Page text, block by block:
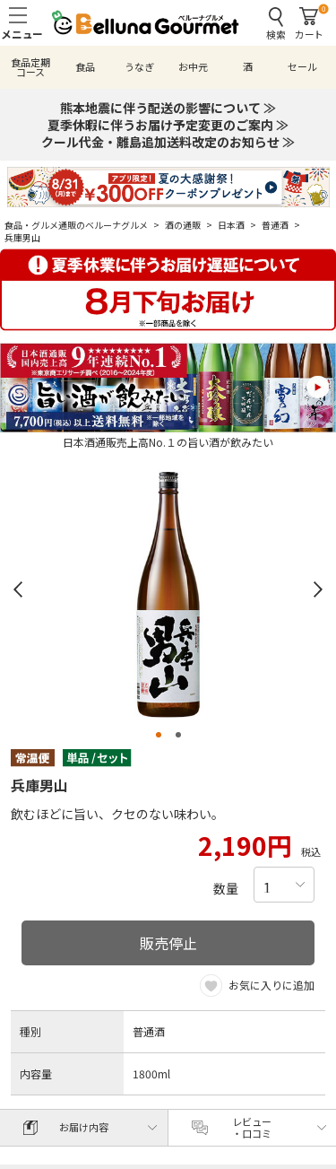
検索
0
カート
食品定期
コース 食品 うなぎ お中元 酒 セール
熊本地震に伴う配送の影響について ≫
夏季休暇に伴うお届け予定変更のご案内 ≫
クール代金・離島追加送料改定のお知らせ ≫
食品・グルメ通販のベルーナグルメ > 酒の通販 > 日本酒 > 普通酒 >
兵庫男山
日本酒通販売上高No.１の旨い酒が飲みたい
兵庫男山
飲むほどに旨い、クセのない味わい。
2,190円 税込
数量
販売停止
お気に入りに追加
種別 普通酒
内容量 1800ml
お届け内容
レビュー
・口コミ